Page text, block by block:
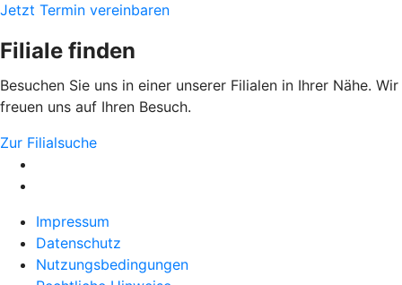
Jetzt Termin vereinbaren
Filiale finden
Besuchen Sie uns in einer unserer Filialen in Ihrer Nähe. Wir
freuen uns auf Ihren Besuch.
Zur Filialsuche
Impressum
Datenschutz
Nutzungsbedingungen